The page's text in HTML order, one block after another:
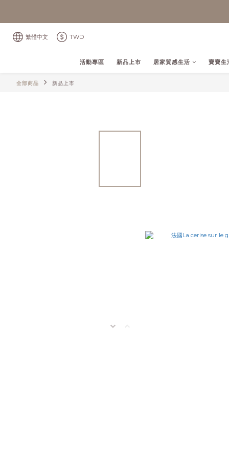
繁體中文 TWD
活動專區 新品上市 居家質感生活 寶寶生
全部商品 新品上市